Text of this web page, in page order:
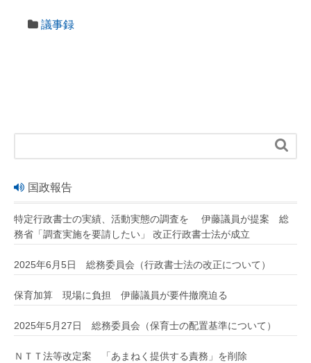
議事録

国政報告
特定行政書士の実績、活動実態の調査を 伊藤議員が提案 総
務省「調査実施を要請したい」 改正行政書士法が成立
2025年6月5日 総務委員会（行政書士法の改正について）
保育加算 現場に負担 伊藤議員が要件撤廃迫る
2025年5月27日 総務委員会（保育士の配置基準について）
ＮＴＴ法等改定案 「あまねく提供する責務」を削除